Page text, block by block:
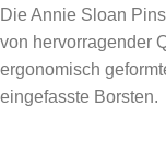
Die Annie Sloan
von hervorragender
ergonomisch
eingefasste Borsten.